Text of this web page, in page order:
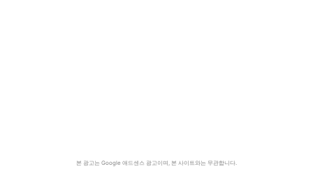
본 광고는 Google 애드센스 광고이며, 본 사이트와는 무관합니다.